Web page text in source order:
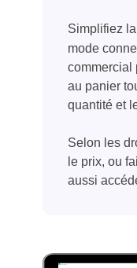
Simplifiez la
mode
commercial
au panier
quantité et
Selon les
le prix, ou
aussi